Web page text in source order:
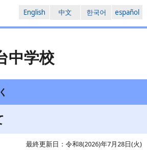
English 中文 한국어 español
中学校
最終更新日：令和8(2026)年7月28日(火)